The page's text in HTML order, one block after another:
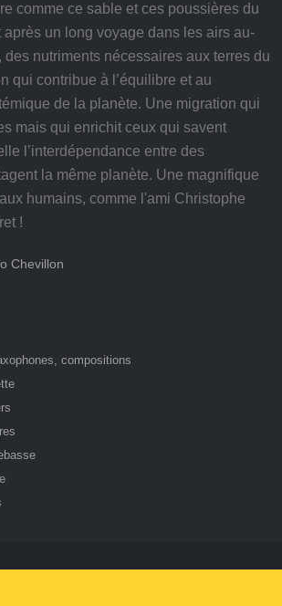
comme ce sable et ces poussières du
après un long voyage dans les airs au-
nutriments nécessaires aux terres du
qui contribue à l’équilibre et au
de la planète. Une migration qui
mais qui enrichit ceux qui savent
l’interdépendance entre des
la même planète. Une magnifique
humains, comme l'ami Christophe
!
Chevillon
compositions